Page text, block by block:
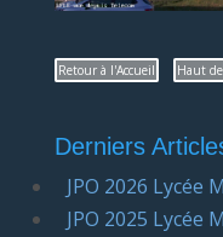
Retour à l'Accueil Haut
Derniers
JPO 2026 Lycée
JPO 2025 Lycée